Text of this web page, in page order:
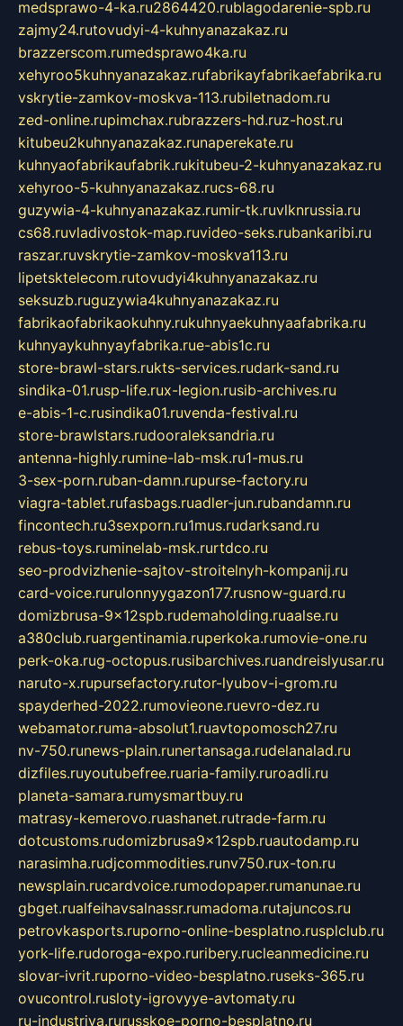
medsprawo-4-ka.ru2864420.rublagodarenie-spb.ru
zajmy24.rutovudyi-4-kuhnyanazakaz.ru
brazzerscom.rumedsprawo4ka.ru
xehyroo5kuhnyanazakaz.rufabrikayfabrikaefabrika.ru
vskrytie-zamkov-moskva-113.rubiletnadom.ru
zed-online.rupimchax.rubrazzers-hd.ruz-host.ru
kitubeu2kuhnyanazakaz.runaperekate.ru
kuhnyaofabrikaufabrik.rukitubeu-2-kuhnyanazakaz.ru
xehyroo-5-kuhnyanazakaz.rucs-68.ru
guzywia-4-kuhnyanazakaz.rumir-tk.ruvlknrussia.ru
cs68.ruvladivostok-map.ruvideo-seks.rubankaribi.ru
raszar.ruvskrytie-zamkov-moskva113.ru
lipetsktelecom.rutovudyi4kuhnyanazakaz.ru
seksuzb.ruguzywia4kuhnyanazakaz.ru
fabrikaofabrikaokuhny.rukuhnyaekuhnyaafabrika.ru
kuhnyaykuhnyayfabrika.rue-abis1c.ru
store-brawl-stars.rukts-services.rudark-sand.ru
sindika-01.rusp-life.rux-legion.rusib-archives.ru
e-abis-1-c.rusindika01.ruvenda-festival.ru
store-brawlstars.rudooraleksandria.ru
antenna-highly.rumine-lab-msk.ru1-mus.ru
3-sex-porn.ruban-damn.rupurse-factory.ru
viagra-tablet.rufasbags.ruadler-jun.rubandamn.ru
fincontech.ru3sexporn.ru1mus.rudarksand.ru
rebus-toys.ruminelab-msk.rurtdco.ru
seo-prodvizhenie-sajtov-stroitelnyh-kompanij.ru
card-voice.rurulonnyygazon177.rusnow-guard.ru
domizbrusa-9x12spb.rudemaholding.ruaalse.ru
a380club.ruargentinamia.ruperkoka.rumovie-one.ru
perk-oka.rug-octopus.rusibarchives.ruandreislyusar.ru
naruto-x.rupursefactory.rutor-lyubov-i-grom.ru
spayderhed-2022.rumovieone.ruevro-dez.ru
webamator.ruma-absolut1.ruavtopomosch27.ru
nv-750.runews-plain.runertansaga.rudelanalad.ru
dizfiles.ruyoutubefree.ruaria-family.ruroadli.ru
planeta-samara.rumysmartbuy.ru
matrasy-kemerovo.ruashanet.rutrade-farm.ru
dotcustoms.rudomizbrusa9x12spb.ruautodamp.ru
narasimha.rudjcommodities.runv750.rux-ton.ru
newsplain.rucardvoice.rumodopaper.rumanunae.ru
gbget.rualfeihavsalnassr.rumadoma.rutajuncos.ru
petrovkasports.ruporno-online-besplatno.rusplclub.ru
york-life.rudoroga-expo.ruribery.rucleanmedicine.ru
slovar-ivrit.ruporno-video-besplatno.ruseks-365.ru
ovucontrol.rusloty-igrovyye-avtomaty.ru
ru-industriya.rurusskoe-porno-besplatno.ru